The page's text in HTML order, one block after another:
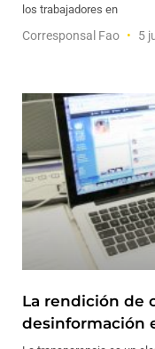
los trabajadores en
Corresponsal Fao 5
La rendición de
desinformación